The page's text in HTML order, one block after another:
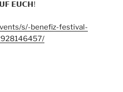
𝗘𝗨𝗖𝗛!
s/-benefiz-festival-